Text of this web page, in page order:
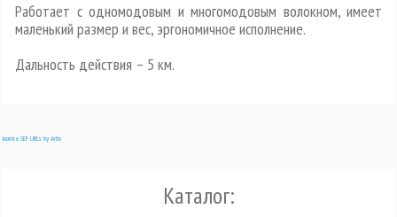
Работает с одномодовым и многомодовым волокном, имеет
маленький размер и вес, эргономичное исполнение.
Дальность действия – 5 км.
Joomla SEF URLs by Artio
Каталог: